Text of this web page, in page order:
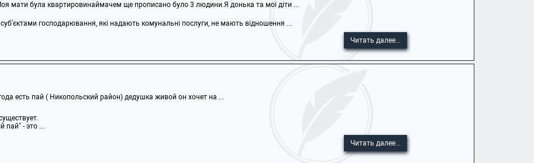
мати була квартировинаймачем ще прописано було 3 людини.Я донька та мої діти ...
господарювання, які надають комунальні послуги, не мають відношення ...
Читать далее...
есть пай ( Никопольский район) дедушка живой он хочет на ...
пай" - это ...
Читать далее...